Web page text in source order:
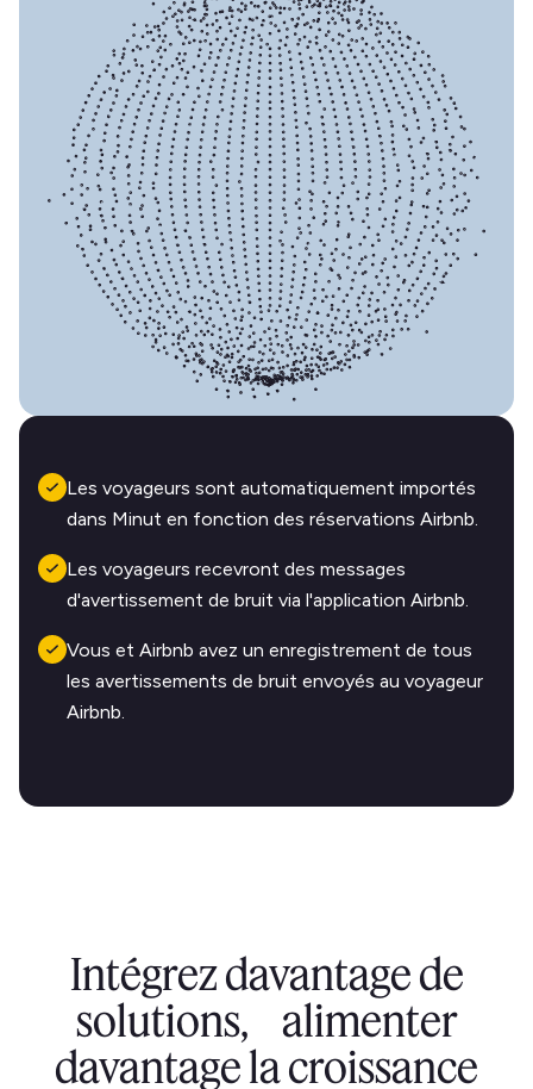
Les voyageurs sont automatiquement importés
dans Minut en fonction des réservations Airbnb.
Les voyageurs recevront des messages
d'avertissement de bruit via l'application Airbnb.
Vous et Airbnb avez un enregistrement de tous
les avertissements de bruit envoyés au voyageur
Airbnb.
Intégrez davantage de
solutions, alimenter
davantage la croissance